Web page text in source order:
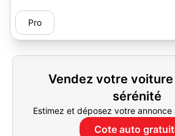
Pro
Vendez votre
sérénité
Estimez et déposez votre annonce
Cote auto